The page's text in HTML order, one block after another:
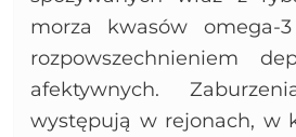
morza kwasów omega-
rozpowszechnieniem
afektywnych.
występują w rejonach, w